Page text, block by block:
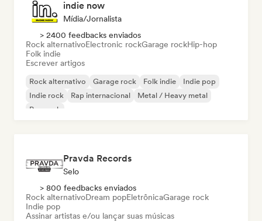
indie now
Mídia/Jornalista
> 2400 feedbacks enviados
Rock alternativoElectronic rockGarage rockHip-hop
Folk indie
Escrever artigos
Rock alternativo Garage rock Folk indie
Indie pop
Indie rock
Rap internacional
Metal / Heavy metal
Pop rock
Pravda Records
Selo
> 800 feedbacks enviados
Rock alternativoDream popEletrônicaGarage rock
Indie pop
Assinar artistas e/ou lançar suas músicas